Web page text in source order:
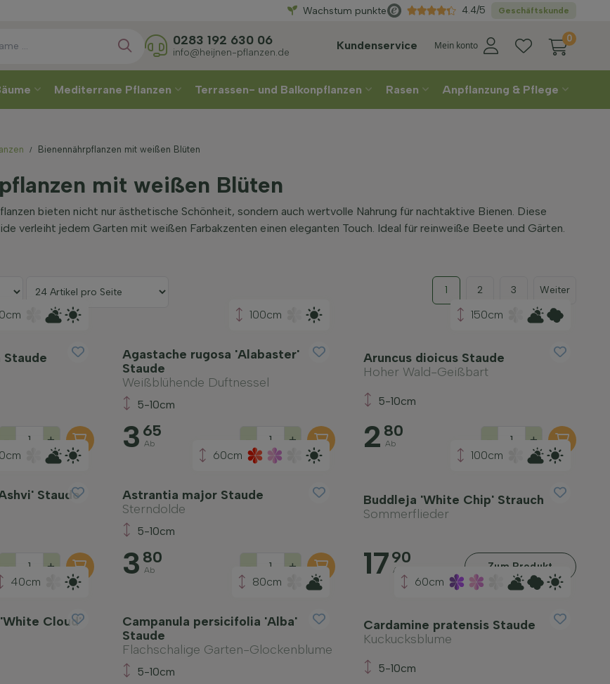
WählenSie Ihre Lieferwoche
Wachstum punkte Geschäftskunde
4.4/5
Kundenservice Mein konto
0
0283 192 630 06
info@heijnen-pflanzen.de
Mediterrane Pflanzen Terrassen- und Balkonpflanzen Rasen Anpflanzung & Pflege
Bienennährpflanzen mit weißen Blüten
mit weißen Blüten
bieten nicht nur ästhetische Schönheit, sondern auch wertvolle Nahrung für nachtaktive Bienen. Diese
verleiht jedem Garten mit weißen Farbakzenten einen eleganten Touch. Ideal für reinweiße Beete und Gärten.
1 2 3 Weiter
- +
100cm
Agastache rugosa 'Alabaster'
Staude
Weißblühende Duftnessel
5-10cm
3 65
Ab - +
150cm
Aruncus dioicus Staude
Hoher Wald-Geißbart
5-10cm
2 80
Ab - +
Staude
- +
60cm
Astrantia major Staude
Sterndolde
5-10cm
3 80
Ab - +
100cm
Buddleja 'White Chip' Strauch
Sommerflieder
1790
Ab Zum Produkt
40cm
Cloud'
80cm
Campanula persicifolia 'Alba'
Staude
Flachschalige Garten-Glockenblume
5-10cm
60cm
Cardamine pratensis Staude
Kuckucksblume
5-10cm